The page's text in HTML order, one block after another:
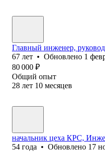
Главный инженер,
67 лет • Обновлено 1
80 000 ₽
Общий опыт
28 лет 10 месяцев
начальник цеха КРС,
54 года • Обновлено 17